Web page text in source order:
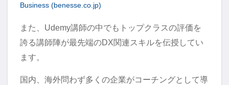
Business (benesse.co.jp)
また、Udemy講師の中でもトップクラスの評価を
誇る講師陣が最先端のDX関連スキルを伝授してい
ます。
国内、海外問わず多くの企業がコーチングとして導